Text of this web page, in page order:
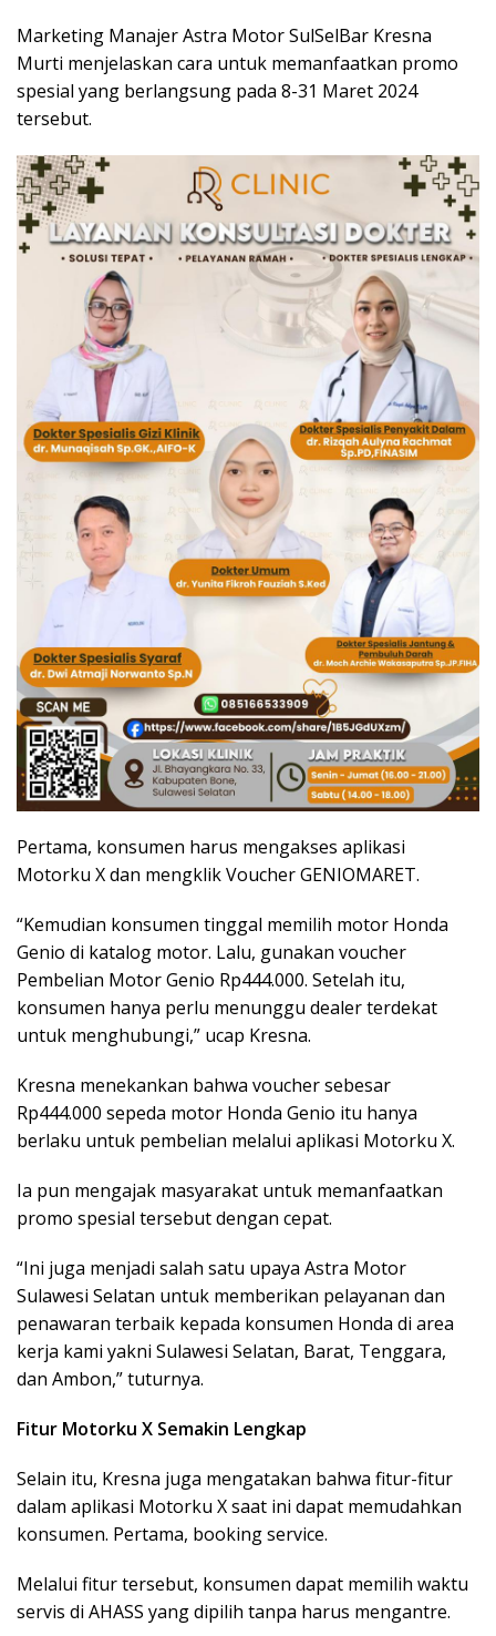
Marketing Manajer Astra Motor SulSelBar Kresna
Murti menjelaskan cara untuk memanfaatkan promo
spesial yang berlangsung pada 8-31 Maret 2024
tersebut.
Pertama, konsumen harus mengakses aplikasi
Motorku X dan mengklik Voucher GENIOMARET.
“Kemudian konsumen tinggal memilih motor Honda
Genio di katalog motor. Lalu, gunakan voucher
Pembelian Motor Genio Rp444.000. Setelah itu,
konsumen hanya perlu menunggu dealer terdekat
untuk menghubungi,” ucap Kresna.
Kresna menekankan bahwa voucher sebesar
Rp444.000 sepeda motor Honda Genio itu hanya
berlaku untuk pembelian melalui aplikasi Motorku X.
Ia pun mengajak masyarakat untuk memanfaatkan
promo spesial tersebut dengan cepat.
“Ini juga menjadi salah satu upaya Astra Motor
Sulawesi Selatan untuk memberikan pelayanan dan
penawaran terbaik kepada konsumen Honda di area
kerja kami yakni Sulawesi Selatan, Barat, Tenggara,
dan Ambon,” tuturnya.
Fitur Motorku X Semakin Lengkap
Selain itu, Kresna juga mengatakan bahwa fitur-fitur
dalam aplikasi Motorku X saat ini dapat memudahkan
konsumen. Pertama, booking service.
Melalui fitur tersebut, konsumen dapat memilih waktu
servis di AHASS yang dipilih tanpa harus mengantre.